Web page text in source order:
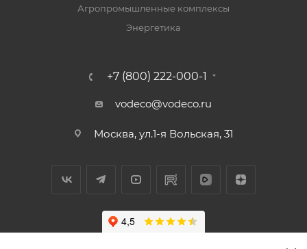
Агропромышленные комплексы
Энергетика
+7 (800) 222-000-1
vodeco@vodeco.ru
Москва, ул.1-я Вольская, 31